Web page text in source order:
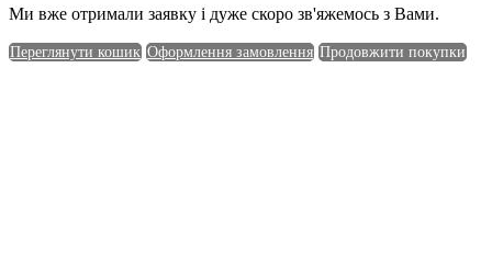
Ми вже отримали заявку і дуже скоро зв'яжемось з Вами.
Переглянути кошик Оформлення замовлення Продовжити покупки